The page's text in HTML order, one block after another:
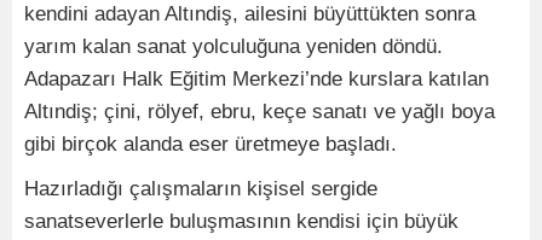
kendini adayan Altındiş, ailesini büyüttükten sonra
yarım kalan sanat yolculuğuna yeniden döndü.
Adapazarı Halk Eğitim Merkezi’nde kurslara katılan
Altındiş; çini, rölyef, ebru, keçe sanatı ve yağlı boya
gibi birçok alanda eser üretmeye başladı.
Hazırladığı çalışmaların kişisel sergide
sanatseverlerle buluşmasının kendisi için büyük